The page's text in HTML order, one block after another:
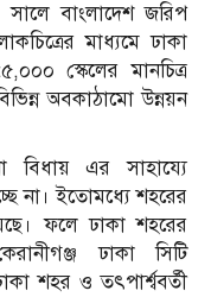
বাংলাদেশ জরিপ
মাধ্যমে ঢাকা
স্কেলের মানচিত্র
অবকাঠামো উন্নয়ন
বিধায় এর সাহায্যে
না। ইতোমধ্যে শহরের
ফলে ঢাকা শহরের
ঢাকা সিটি
শহর ও তৎপার্শ্ববর্তী